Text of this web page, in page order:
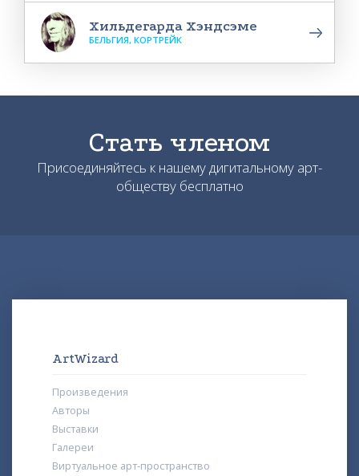
Хильдегарда Хэндсэме
БЕЛЬГИЯ, КОРТРЕЙК
Стать членом
Присоединяйтесь к нашему дигитальному арт-
обществу бесплатно
ArtWizard
Произведения
Авторы
Выставки
Галереи
Виртуальное арт-пространство